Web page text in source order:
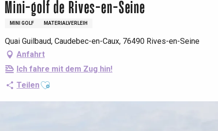
Mini-golf de Rives-en-Seine
MINI GOLF MATERIALVERLEIH
Quai Guilbaud, Caudebec-en-Caux, 76490 Rives-en-Seine
Anfahrt
Ich fahre mit dem Zug hin!
TeilenAjouter aux favoris